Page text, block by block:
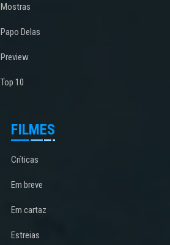
Mostras
Papo Delas
Preview
Top 10
FILMES
Críticas
Em breve
Em cartaz
Estreias